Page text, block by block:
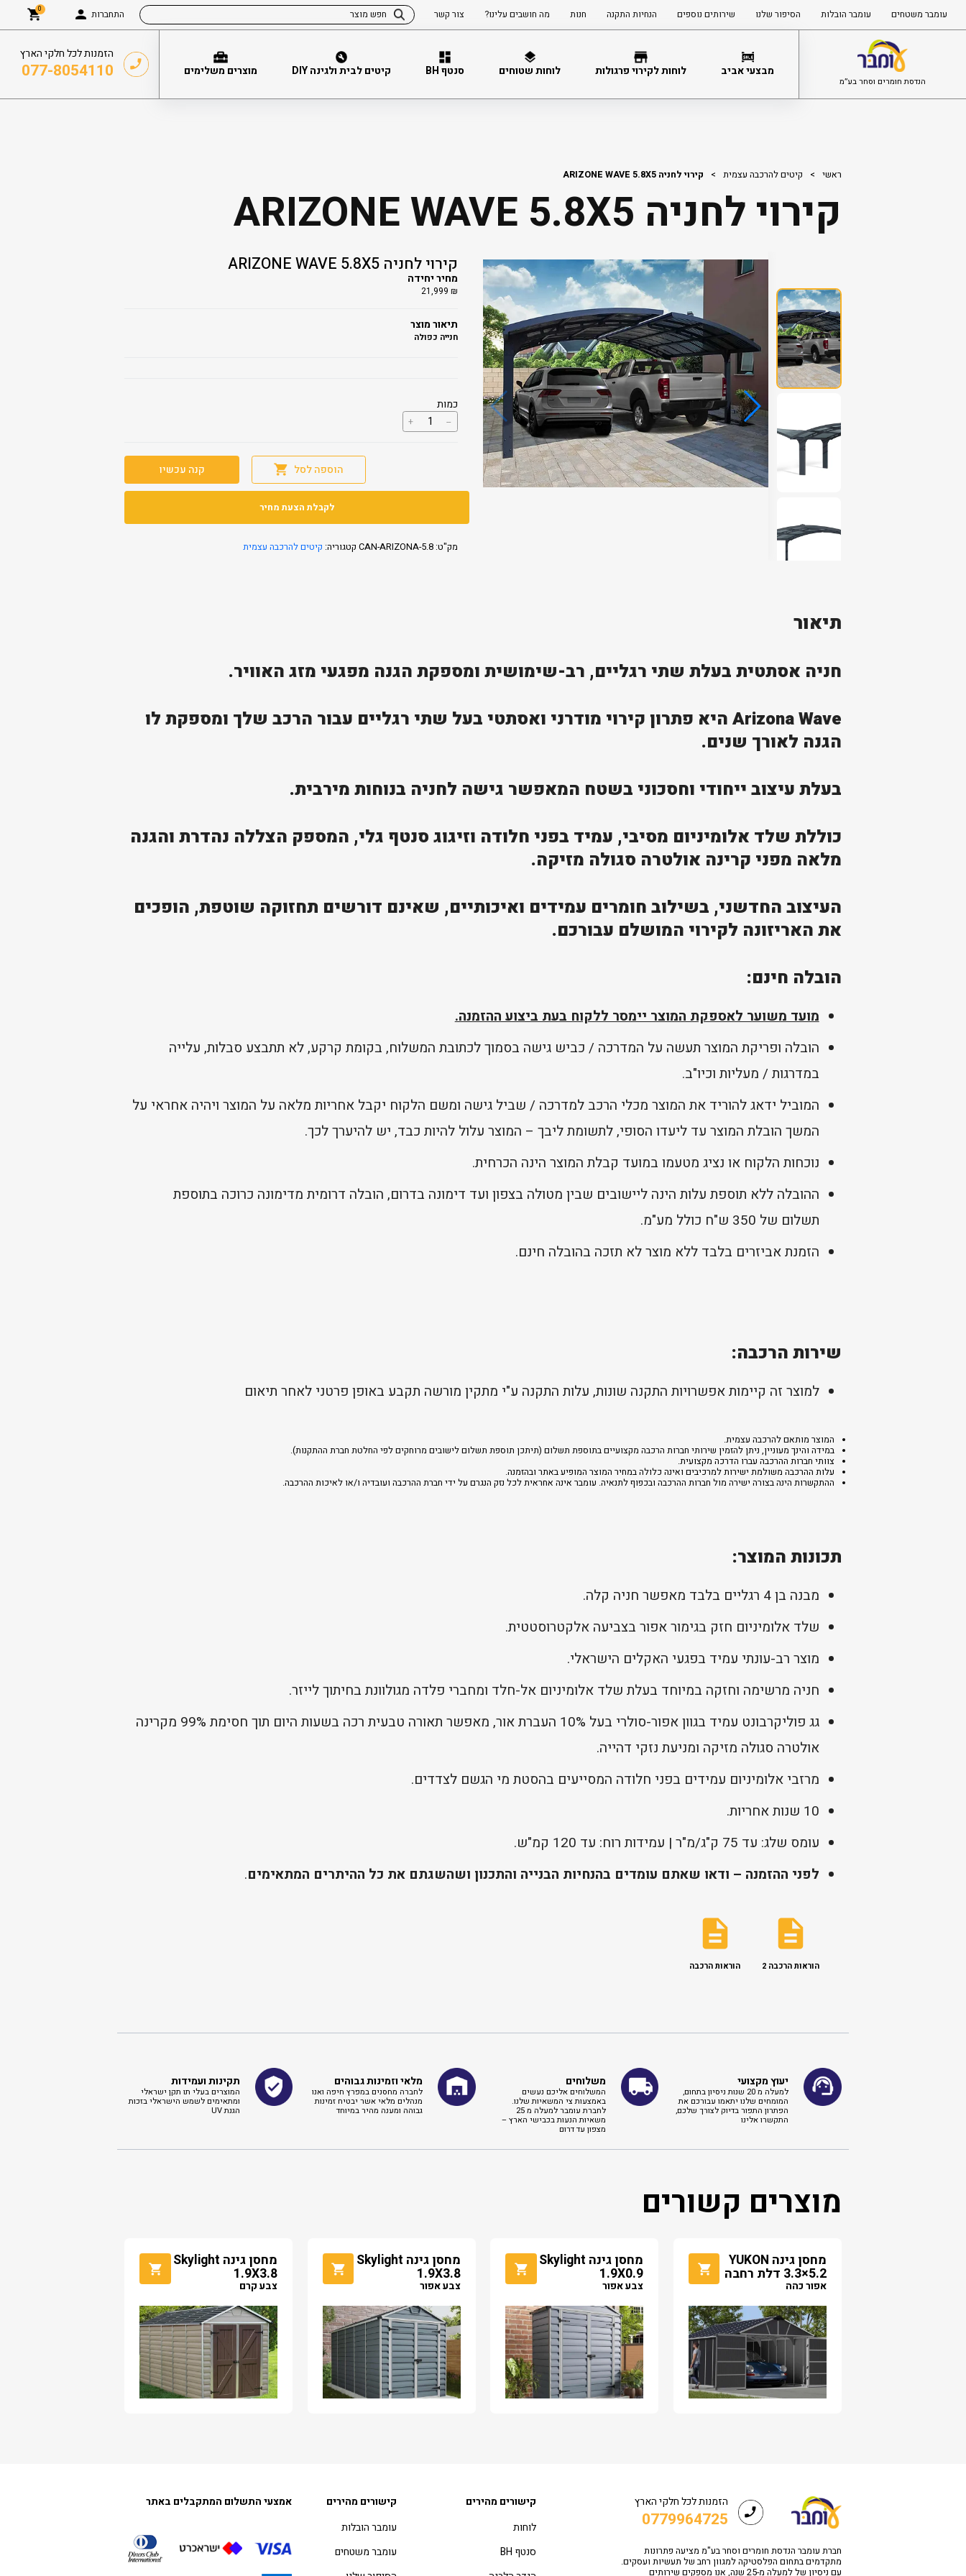
עומבר משטחים עומבר הובלות הסיפור שלנו שירותים נוספים הנחיות התקנה חנות מה חושבים עלינו? צור קשר התחברות 0
הנדסת חומרים וסחר בע”מ
מבצעי אביב לוחות לקירוי פרגולות לוחות שטוחים סנטף BH קיטים לבית ולגינה DIY מוצרים משלימים
הזמנות לכל חלקי הארץ
077-8054110
ראשי > קיטים להרכבה עצמית > קירוי לחניה ARIZONE WAVE 5.8X5
קירוי לחניה ARIZONE WAVE 5.8X5
קירוי לחניה ARIZONE WAVE 5.8X5
מחיר יחידה
21,999₪
תיאור מוצר
חנייה כפולה
כמות
--
כמות
של
+
הוספה לסל קנה עכשיו
לקבלת הצעת מחיר
מק"ט: CAN-ARIZONA-5.8 קטגוריה: קיטים להרכבה עצמית
תיאור
חניה אסתטית בעלת שתי רגליים, רב-שימושית ומספקת הגנה מפגעי מזג האוויר.
Arizona Wave היא פתרון קירוי מודרני ואסתטי בעל שתי רגליים עבור הרכב שלך ומספקת לו
הגנה לאורך שנים.
בעלת עיצוב ייחודי וחסכוני בשטח המאפשר גישה לחניה בנוחות מירבית.
כוללת שלד אלומיניום מסיבי, עמיד בפני חלודה וזיגוג סנטף גלי, המספק הצללה נהדרת והגנה
מלאה מפני קרינה אולטרה סגולה מזיקה.
העיצוב החדשני, בשילוב חומרים עמידים ואיכותיים, שאינם דורשים תחזוקה שוטפת, הופכים
את האריזונה לקירוי המושלם עבורכם.
הובלה חינם:
מועד משוער לאספקת המוצר יימסר ללקוח בעת ביצוע ההזמנה.
הובלה ופריקת המוצר תעשה על המדרכה / כביש גישה בסמוך לכתובת המשלוח, בקומת קרקע, לא תתבצע סבלות, עלייה
במדרגות / מעליות וכיו"ב.
המוביל ידאג להוריד את המוצר מכלי הרכב למדרכה / שביל גישה ומשם הלקוח יקבל אחריות מלאה על המוצר ויהיה אחראי על
המשך הובלת המוצר עד ליעדו הסופי, לתשומת ליבך – המוצר עלול להיות כבד, יש להיערך לכך.
נוכחות הלקוח או נציג מטעמו במועד קבלת המוצר הינה הכרחית.
ההובלה ללא תוספת עלות הינה ליישובים שבין מטולה בצפון ועד דימונה בדרום, הובלה דרומית מדימונה כרוכה בתוספת
תשלום של 350 ש"ח כולל מע"מ.
הזמנת אביזרים בלבד ללא מוצר לא תזכה בהובלה חינם.
שירות הרכבה:
למוצר זה קיימות אפשרויות התקנה שונות, עלות התקנה ע"י מתקין מורשה תקבע באופן פרטני לאחר תיאום
המוצר מותאם להרכבה עצמית.
במידה והינך מעוניין, ניתן להזמין שירותי חברות הרכבה מקצועיים בתוספת תשלום (תיתכן תוספת תשלום לישובים מרוחקים לפי החלטת חברת ההתקנות).
צוותי חברות ההרכבה עברו הדרכה מקצועית.
עלות ההרכבה משולמת ישירות למרכיבים ואינה כלולה במחיר המוצר המופיע באתר ובהזמנה.
ההתקשרות הינה בצורה ישירה מול חברות ההרכבה ובכפוף לתנאיה. עומבר אינה אחראית לכל נזק הנגרם על ידי חברת ההרכבה ועובדיה ו/או לאיכות ההרכבה.
תכונות המוצר:
מבנה בן 4 רגליים בלבד מאפשר חניה קלה.
שלד אלומיניום חזק בגימור אפור בצביעה אלקטרוסטטית.
מוצר רב-עונתי עמיד בפגעי האקלים הישראלי.
חניה מרשימה וחזקה במיוחד בעלת שלד אלומיניום אל-חלד ומחברי פלדה מגולוונת בחיתוך לייזר.
גג פוליקרבונט עמיד בגוון אפור-סולרי בעל 10% העברת אור, מאפשר תאורה טבעית רכה בשעות היום תוך חסימת 99% מקרינה
אולטרה סגולה מזיקה ומניעת נזקי דהייה.
מרזבי אלומיניום עמידים בפני חלודה המסייעים בהסטת מי הגשם לצדדים.
10 שנות אחריות.
עומס שלג: עד 75 ק"ג/מ"ר | עמידות רוח: עד 120 קמ"ש.
לפני ההזמנה – ודאו שאתם עומדים בהנחיות הבנייה והתכנון ושהשגתם את כל ההיתרים המתאימים.
הוראות הרכבה 2 הוראות הרכבה
יעוץ מקצועי
למעלה מ 20 שנות ניסיון בתחום,
המומחים שלנו יתאמו עבורכם את
הפתרון התפור בדיוק לצורך שלכם,
התקשרו אלינו ​
משלוחים
המשלוחים אליכם נעשים
באמצעות צי המשאיות שלנו.
לחברת עומבר למעלה מ 25
משאיות הנעות בכבישי הארץ –
מצפון עד דרום
מלאי וזמינות גבוהים
לחברה מחסנים במפרץ חיפה ואנו
מנהלים מלאי אשר יבטיח זמינות
גבוהה ומענה מהיר במיוחד
תקינות ועמידות
המוצרים בעלי תו תקן ישראלי
ומתאימים לשמש הישראלי בזכות
הגנת UV
מוצרים קשורים
מחסן גינה YUKON
3.3×5.2 דלת רחבה
אפור כהה
מחסן גינה Skylight
1.9X0.9
צבע אפור
מחסן גינה Skylight
1.9X3.8
צבע אפור
מחסן גינה Skylight
1.9X3.8
צבע קרם
הזמנות לכל חלקי הארץ
0779964725
חברת עומבר הנדסת חומרים וסחר בע"מ מציעה פתרונות
מתקדמים בתחום הפלסטיקה למגוון רחב של תעשיות ועסקים.
עם ניסיון של למעלה מ-25 שנה, אנו מספקים שירותים
קישורים מהירים
לוחות
סנטף BH
קישורים מהירים
עומבר הובלות
עומבר משטחים
אמצעי התשלום המתקבלים באתר